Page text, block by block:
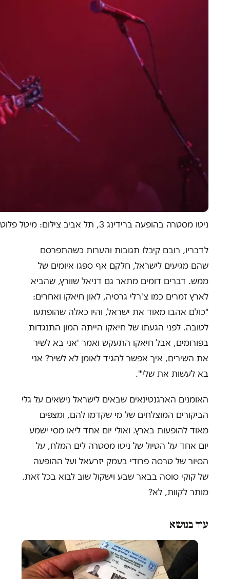
ניטו מסטרה בהופעה ברידינג 3, תל אביב צילום: מיטל פלוטניק
לדבריו, רובם קיבלו תגובות והערות כשהתפרסם
שהם מגיעים לישראל, חלקם אף ספגו איומים של
ממש. דברים דומים מתאר גם דניאל שוורץ, שהביא
לארץ זמרים כמו צ'רלי גרסיה, לאון חיאקו ואחרים:
"כולם אהבו מאוד את ישראל, והיו כאלה שהופתעו
לטובה. לפני הגעתו של חיאקו הייתה המון התנגדות
בפורומים, אבל חיאקו התעקש ואמר 'אני בא לשיר
את השירים, איך אפשר להגיד לאומן לא לשיר? אני
בא לעשות את שלי'".
האומנים הארגנטינאים שבאים לישראל נישאים על גלי
הביקורים המוצלחים של מי שקדמו להם, ומצפים
מאוד להופעות בארץ. ואולי יום אחד ליאו מסי ישמע
יום אחד על הטיול של ניטו מסטרה לים המלח, על
הסיור של טרסה פרודי בעמק יזרעאל ועל ההופעה
של קוקי סוסה בבאר שבע וישקול שוב לבוא בכל זאת.
מותר לקוות, לא?
עוד בנושא